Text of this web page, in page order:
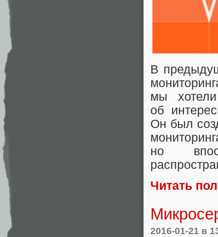
В
мы
об
Он был
но
Читать
2016-01-21 в